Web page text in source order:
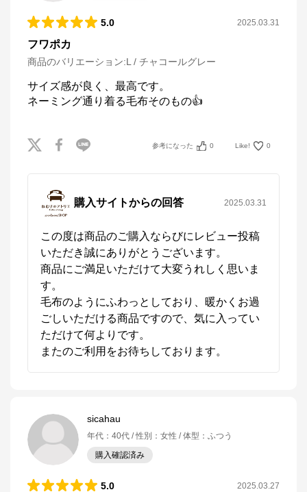
5.0 2025.03.31
フワポカ
商品のバリエーション:L / チャコールグレー
サイズ感が良く、最高です。
ネーミング通り着る毛布そのもの👍
参考になった 0 Like! 0
購入サイトからの回答 2025.03.31
この度は商品のご購入ならびにレビュー投稿
いただき誠にありがとうございます。
商品にご満足いただけて大変うれしく思いま
す。
毛布のようにふわっとしており、暖かくお過
ごしいただける商品ですので、気に入ってい
ただけて何よりです。
またのご利用をお待ちしております。
sicahau
年代 ： 40代 性別 ： 女性 体型 ： ふつう
購入確認済み
5.0 2025.03.27